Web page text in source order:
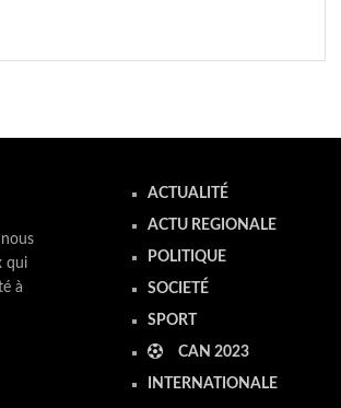
qui
à
ACTUALITÉ
ACTU REGIONALE
POLITIQUE
SOCIETÉ
SPORT
CAN 2023
INTERNATIONALE